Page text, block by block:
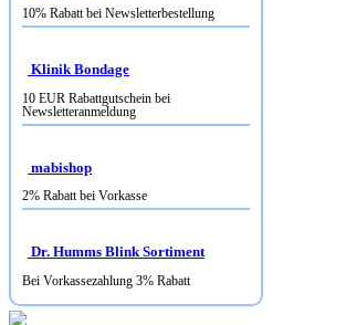
10% Rabatt bei Newsletterbestellung
Klinik Bondage
10 EUR Rabattgutschein bei
Newsletteranmeldung
mabishop
2% Rabatt bei Vorkasse
Dr. Humms Blink Sortiment
Bei Vorkassezahlung 3% Rabatt